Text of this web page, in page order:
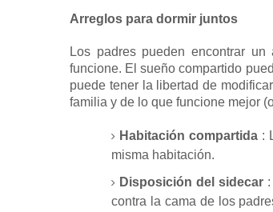
Arreglos para dormir juntos
Los padres pueden encontrar
funcione. El sueño compartido
puede tener la libertad de
familia y de lo que funcione mejor
Habitación compartida :
misma habitación.
Disposición del sidecar:
contra la cama de los